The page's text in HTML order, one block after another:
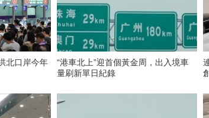
“港車北上”迎首個黃金周，出入境車
量刷新單日紀錄